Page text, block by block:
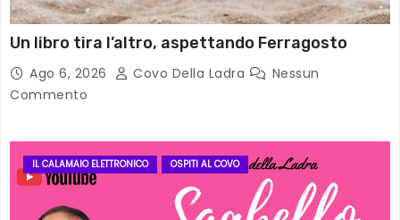
Un libro tira l’altro, aspettando Ferragosto
Ago 6, 2026 Covo Della Ladra
Nessun
Commento
IL CALAMAIO ELETTRONICO OSPITI AL COVO